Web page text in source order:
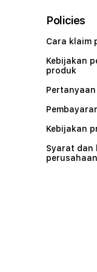
Policies
Cara klaim
Kebijakan
produk
Pertanyaan
Kebijakan
Syarat dan
perusahaan